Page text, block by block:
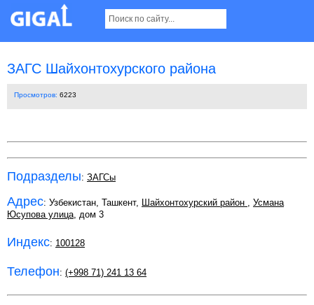
ЗАГС Шайхонтохурского района
Просмотров: 6223
Подразделы: ЗАГСы
Адрес: Узбекистан, Ташкент, Шайхонтохурский район , Усмана
Юсупова улица, дом 3
Индекс: 100128
Телефон: (+998 71) 241 13 64